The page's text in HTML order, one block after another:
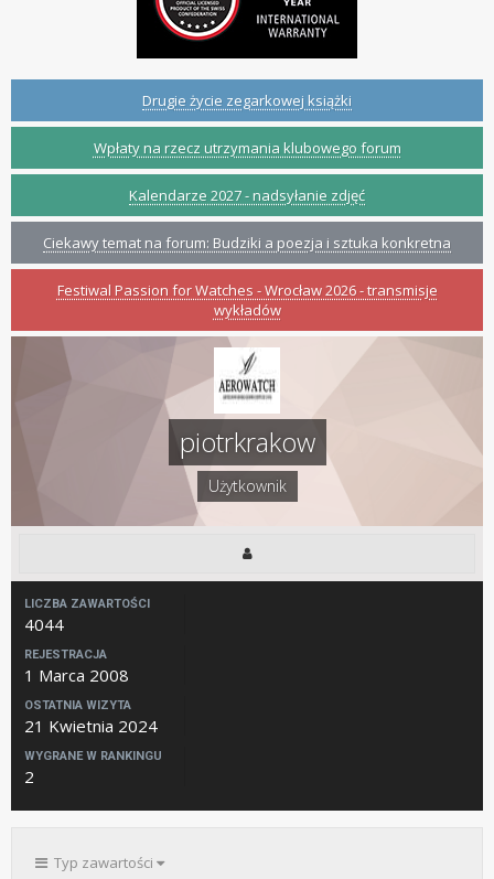
Drugie życie zegarkowej książki
Wpłaty na rzecz utrzymania klubowego forum
Kalendarze 2027 - nadsyłanie zdjęć
Ciekawy temat na forum: Budziki a poezja i sztuka konkretna
Festiwal Passion for Watches - Wrocław 2026 - transmisje
wykładów
piotrkrakow
Użytkownik
LICZBA ZAWARTOŚCI
4044
REJESTRACJA
1 Marca 2008
OSTATNIA WIZYTA
21 Kwietnia 2024
WYGRANE W RANKINGU
2
Typ zawartości